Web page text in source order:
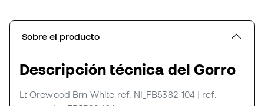
Sobre el producto
Descripción técnica del Gorro
Lt Orewood Brn-White ref. NI_FB5382-104 | ref.